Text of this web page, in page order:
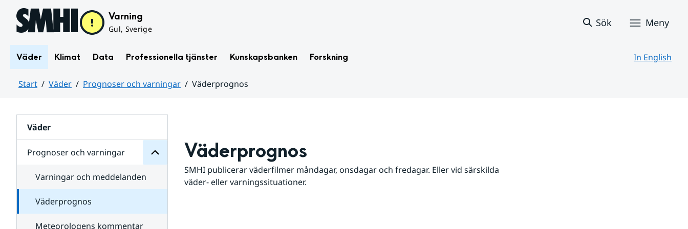
Hoppa till sidans innehåll Varning
Gul, Sverige
Sök Meny
Väder Klimat Data Professionella tjänster Kunskapsbanken Forskning In English
Start Väder Prognoser och varningar
Väderprognos
Väder
Prognoser och varningar
för
varningar
Varningar och meddelanden
Väderprognos
Meteorologens kommentar
Väderprognos
SMHI publicerar väderfilmer måndagar, onsdagar och fredagar. Eller vid särskilda
väder- eller varningssituationer.